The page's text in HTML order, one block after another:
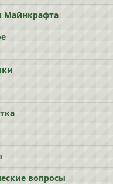
Майнкрафта
вопросы